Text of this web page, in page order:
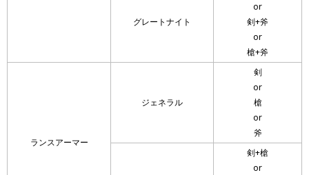
グレートナイト
or
剣+斧
or
槍+斧
ランスアーマー
ジェネラル
剣
or
槍
or
斧
剣+槍
or